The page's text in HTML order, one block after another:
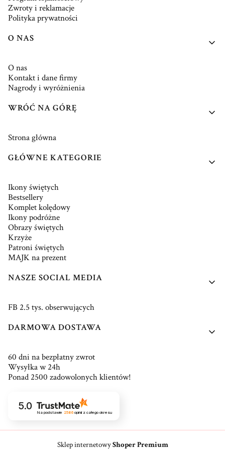
Zwroty i reklamacje
Polityka prywatności
O NAS
O nas
Kontakt i dane firmy
Nagrody i wyróżnienia
WRÓĆ NA GÓRĘ
Strona główna
GŁÓWNE KATEGORIE
Ikony świętych
Bestsellery
Komplet kolędowy
Ikony podróżne
Obrazy świętych
Krzyże
Patroni świętych
MAJK na prezent
NASZE SOCIAL MEDIA
FB 2.5 tys. obserwujących
DARMOWA DOSTAWA
60 dni na bezpłatny zwrot
Wysyłka w 24h
Ponad 2500 zadowolonych klientów!
5.0
Na podstawie 2586opinii z całego okresu
Sklep internetowyShoper Premium